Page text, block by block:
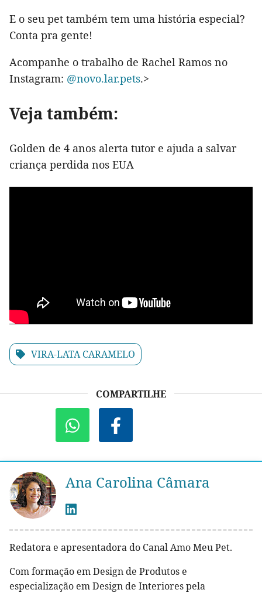
E o seu pet também tem uma história especial?
Conta pra gente!
Acompanhe o trabalho de Rachel Ramos no
Instagram: @novo.lar.pets.>
Veja também:
Golden de 4 anos alerta tutor e ajuda a salvar
criança perdida nos EUA
VIRA-LATA CARAMELO
COMPARTILHE
Ana Carolina Câmara
Redatora e apresentadora do Canal Amo Meu Pet.
Com formação em Design de Produtos e
especialização em Design de Interiores pela